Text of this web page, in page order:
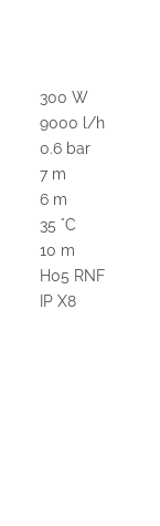
300 W
9000 l/h
0.6 bar
7 m
6 m
35 °C
10 m
H05 RNF
IP X8